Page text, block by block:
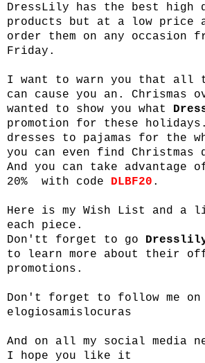
DressLily has the best high
products but at a low price
order them on any occasion
Friday.
I want to warn you that all
can cause you an. Chrismas
wanted to show you what
promotion for these
dresses to pajamas for the
you can even find Christmas
And you can take advantage
20% with code DLBF20 .
Here is my Wish List and a
each piece.
Don'tt forget to go
to learn more about their
promotions.
Don't forget to follow me on
elogiosamislocuras
And on all my social media
I hope you like it